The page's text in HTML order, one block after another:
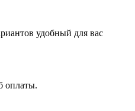
удобный для вас
оплаты.